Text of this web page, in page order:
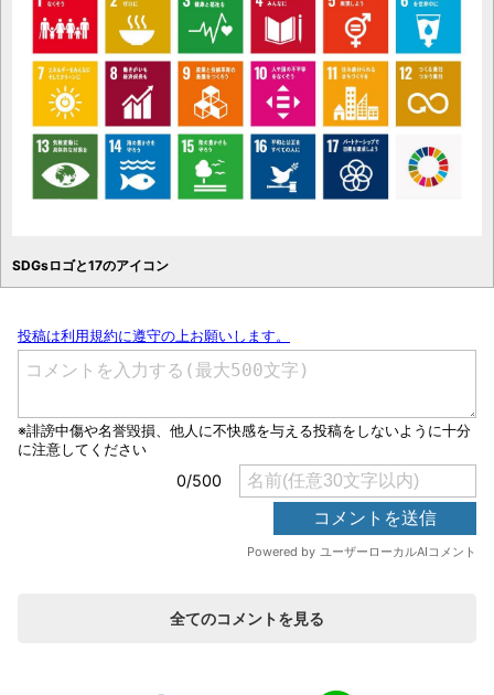
SDGsロゴと17のアイコン
全てのコメントを見る